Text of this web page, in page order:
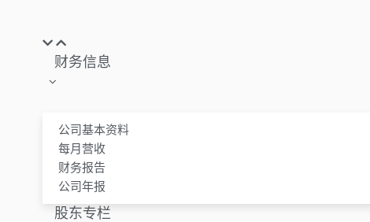
财务信息
公司基本资料
每月营收
财务报告
公司年报
股东专栏